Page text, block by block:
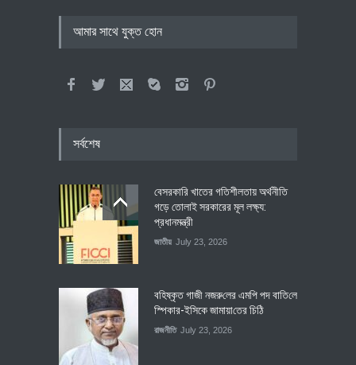
আমার সাথে যুক্ত হোন
সর্বশেষ
বেসরকারি খাতের গতিশীলতায় অর্থনীতি
গড়ে তোলাই সরকারের মূল লক্ষ্য:
প্রধানমন্ত্রী
জাতীয় July 23, 2026
বহিষ্কৃত গাজী নজরু‌লের এম‌পি পদ বা‌তি‌লে
স্পিকার-ইসিকে জামায়া‌তের চি‌ঠি
রাজনীতি July 23, 2026